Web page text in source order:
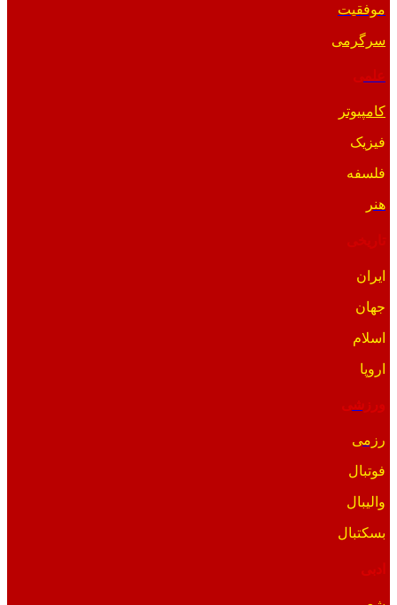
موفقیت
سرگرمی
کامپیوتر
فیزیک
فلسفه
هنر
ایران
جهان
اسلام
اروپا
ورزشی
رزمی
فوتبال
والیبال
بسکتبال
ادبی